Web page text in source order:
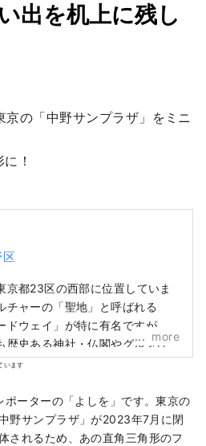
出を机上に残し
の「中野サンプラザ」をミニ
！
京都23区の西部に位置していま
チャーの「聖地」と呼ばれる
ドウェイ」が特に有名ですが、
歴史ある神社・仏閣やグルメな
光資源を有しています。 中野駅
移り変わりが進む一方、昔なが
ふれる商店街が賑わっているな
ちは多様な面を持っています。
more
います
ーターの「よしを」です。東京の
野サンプラザ」が2023年7月に閉
されるため、あの直角三角形のフ